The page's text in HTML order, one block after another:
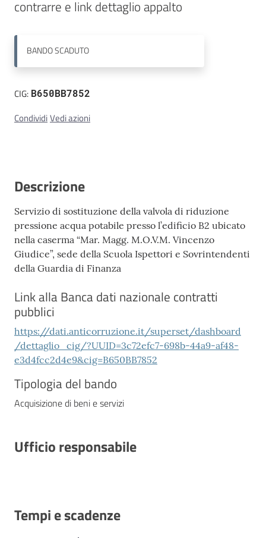
contrarre e link dettaglio appalto
BANDOSCADUTO
CIG: B650BB7852
CondividiVedi azioni
Descrizione
Servizio di sostituzione della valvola di riduzione
pressione acqua potabile presso l’edificio B2 ubicato
nella caserma “Mar. Magg. M.O.V.M. Vincenzo
Giudice”, sede della Scuola Ispettori e Sovrintendenti
della Guardia di Finanza
Link alla Banca dati nazionale contratti
pubblici
https://dati.anticorruzione.it/superset/dashboard
/dettaglio_cig/?UUID=3c72efc7-698b-44a9-af48-
e3d4fcc2d4e9&cig=B650BB7852
Tipologia del bando
Acquisizione di beni e servizi
Ufficio responsabile
Tempi e scadenze